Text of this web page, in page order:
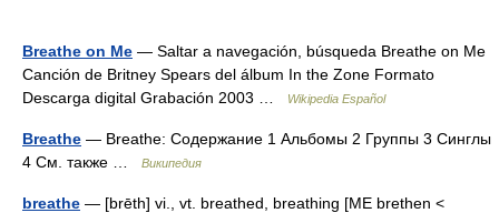
Breathe on Me — Saltar a navegación, búsqueda Breathe on Me
Canción de Britney Spears del álbum In the Zone Formato
Descarga digital Grabación 2003 …
Wikipedia Español
Breathe — Breathe: Содержание 1 Альбомы 2 Группы 3 Синглы
4 См. также …
Википедия
breathe — [brēth] vi., vt. breathed, breathing [ME brethen <